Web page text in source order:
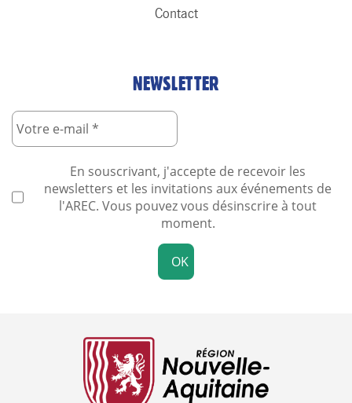
Contact
NEWSLETTER
En souscrivant, j'accepte de recevoir les
newsletters et les invitations aux événements de
l'AREC. Vous pouvez vous désinscrire à tout
moment.